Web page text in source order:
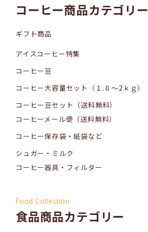
コーヒー商品カテゴリー
ギフト商品
アイスコーヒー特集
コーヒー豆
コーヒー大容量セット（１.８～2ｋｇ）
コーヒー豆セット（送料無料）
コーヒーメール便（送料無料）
コーヒー保存袋・紙袋など
シュガー・ミルク
コーヒー器具・フィルター
Food Collection
食品商品カテゴリー